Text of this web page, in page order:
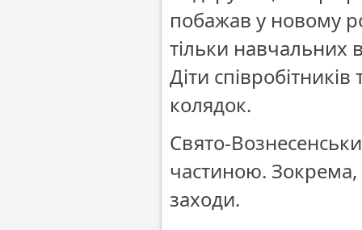
побажав у новому
тільки навчальних
Діти
колядок.
Свято-
частиною. Зокрема,
заходи.